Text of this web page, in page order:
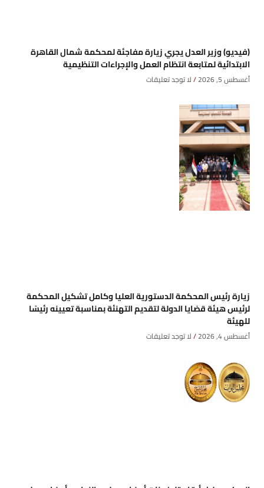
(فيديو) وزير العدل يجري زيارة مفاجئة لمحكمة شمال القاهرة
الابتدائية لمتابعة انتظام العمل والإجراءات التنظيمية
أغسطس 5, 2026 لا توجد تعليقات
زيارة رئيس المحكمة الدستورية العليا وكامل تشكيل المحكمة
لرئيس هيئة قضايا الدولة لتقديم التهنئة بمناسبة تعيينه رئيسًا
للهيئة
أغسطس 4, 2026 لا توجد تعليقات